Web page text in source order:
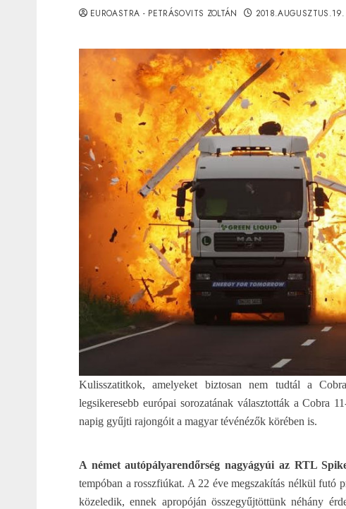
EUROASTRA - PETRÁSOVITS ZOLTÁN 2018.AUGUSZTUS.19.
Kulisszatitkok, amelyeket biztosan nem tudtál a
legsikeresebb európai sorozatának választották a Cobra
napig gyűjti rajongóit a magyar tévénézők körében is.
A német autópályarendőrség nagyágyúi az RTL
tempóban a rosszfiúkat. A 22 éve megszakítás nélkül futó
közeledik, ennek apropóján összegyűjtöttünk néhány